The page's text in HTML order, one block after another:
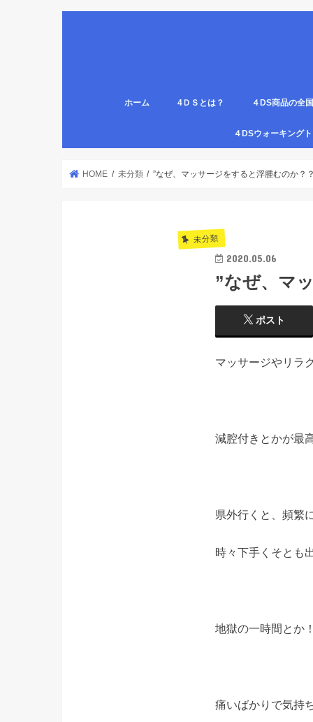
ホーム 4ＤＳとは？
医療従事者,学生のための語呂合わせ
４DS商品の全
４DSの公認ク
4DS腸腹ペタベ
４DS螺旋ソック
４DSウォーキン
HOME 未分類 ”なぜ、マッサージをすると浮腫むのか？
未分類
2020.05.06
”なぜ、マ
ポスト
マッサージやリラ
減腔付きとかが最
県外行くと、頻繁
時々下手くそとも
地獄の一時間とか
痛いばかりで気持